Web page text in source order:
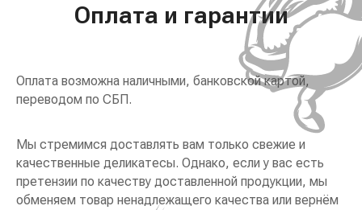
Оплата и гарантии
Оплата возможна наличными, банковской картой,
переводом по СБП.
Мы стремимся доставлять вам только свежие и
качественные деликатесы. Однако, если у вас есть
претензии по качеству доставленной продукции, мы
обменяем товар ненадлежащего качества или вернём